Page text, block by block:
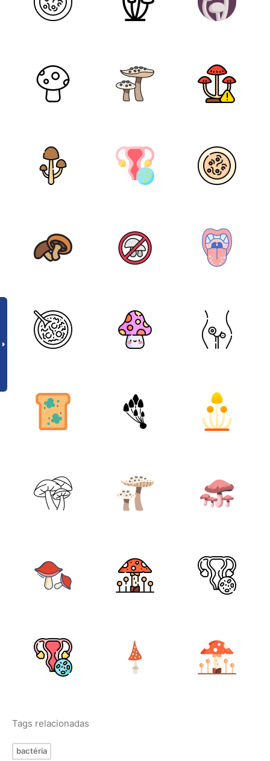
Tags relacionadas
bactéria